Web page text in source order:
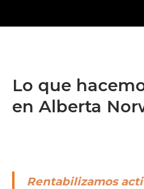
Lo que
en Alberta
Rentabilizamos